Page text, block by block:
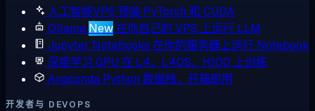
人工智能VPS 预装 PyTorch 和 CUDA
Ollama New在你自己的 VPS 上运行 LLM
Jupyter Notebooks 在你的服务器上运行 Notebook
深度学习 GPU 在 L4、L40S、H100 上训练
Anaconda Python 数据栈，开箱即用
开发者与 DEVOPS